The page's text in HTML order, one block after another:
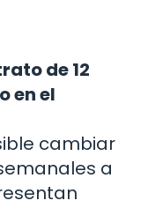
de 12
en el
cambiar
a